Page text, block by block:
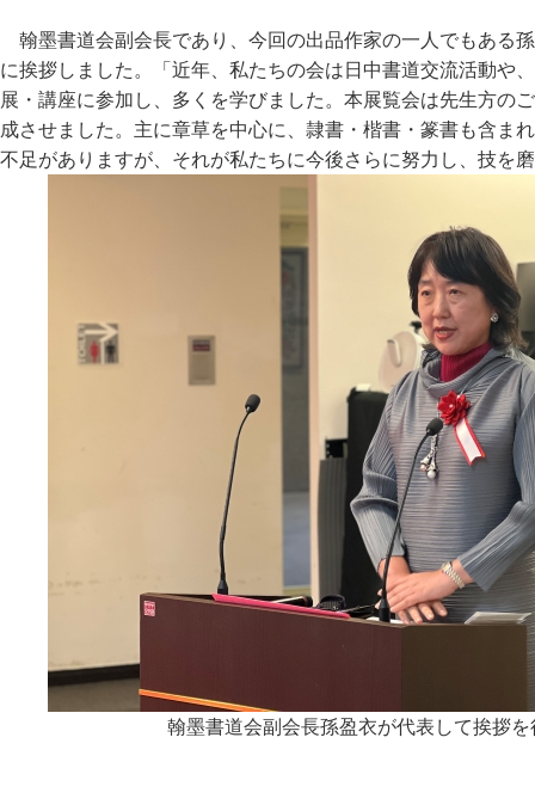
翰墨書道会副会長であり、今回の出品作家の一人でもある
に挨拶しました。「近年、私たちの会は日中書道交流活動や
展・講座に参加し、多くを学びました。本展覧会は先生方の
成させました。主に章草を中心に、隷書・楷書・篆書も含ま
不足がありますが、それが私たちに今後さらに努力し、技を
翰墨書道会副会長孫盈衣が代表して挨拶